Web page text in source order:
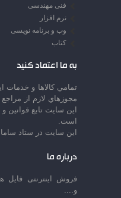
فنی مهندسی
نرم افزار
وب و برنامه نویسی
کتاب
به ما اعتماد کنید
تمامي كالاها و
مجوزهاي لازم از
اين سايت تابع قوانين
است.
این سایت در ستاد
درباره ما
فروش اینترنتی فایل
و....